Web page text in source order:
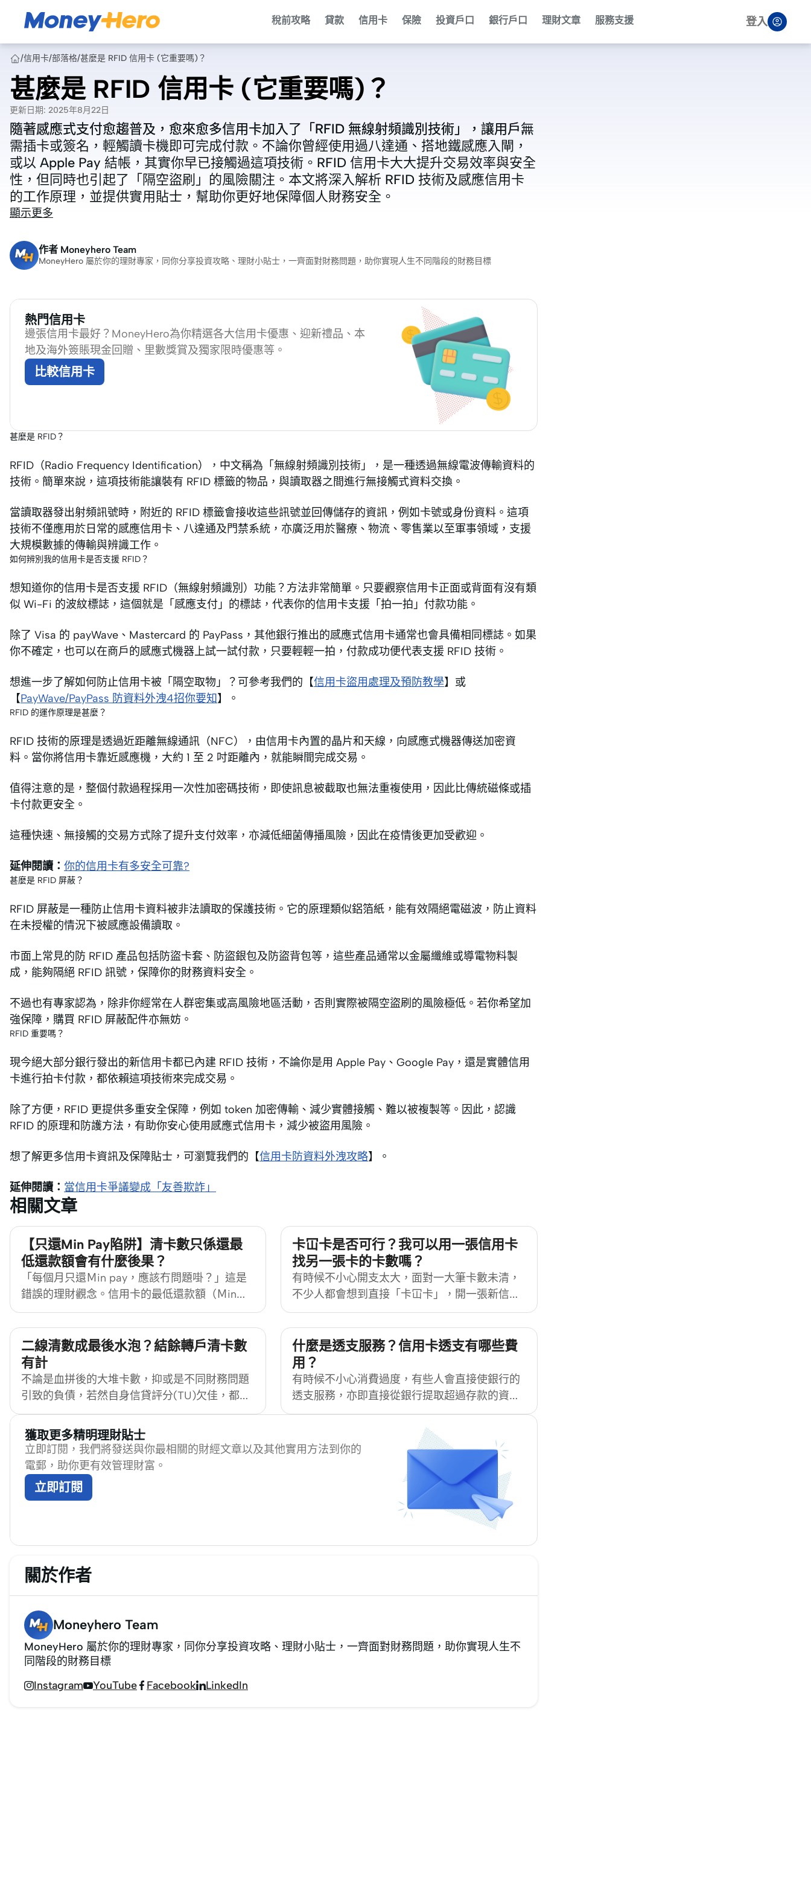
稅前攻略 貸款 信用卡 保險 投資戶口 銀行戶口 理財文章 服務支援 登入
/信用卡/部落格/甚麼是 RFID 信用卡 (它重要嗎)？
甚麼是 RFID 信用卡 (它重要嗎)？
更新日期: 2025年8月22日
隨著感應式支付愈趨普及，愈來愈多信用卡加入了「RFID 無線射頻識別技術」，讓用戶無
需插卡或簽名，輕觸讀卡機即可完成付款。不論你曾經使用過八達通、搭地鐵感應入閘，
或以 Apple Pay 結帳，其實你早已接觸過這項技術。RFID 信用卡大大提升交易效率與安全
性，但同時也引起了「隔空盜刷」的風險關注。本文將深入解析 RFID 技術及感應信用卡
的工作原理，並提供實用貼士，幫助你更好地保障個人財務安全。
隨著感應式支付愈趨普及，愈來愈多信用卡加入了「RFID 無線射頻識別技術」，讓用戶無
需插卡或簽名，輕觸讀卡機即可完成付款。不論你曾經使用過八達通、搭地鐵感應入閘，
或以 Apple Pay 結帳，其實你早已接觸過這項技術。RFID 信用卡大大提升交易效率與安全
性，但同時也引起了「隔空盜刷」的風險關注。本文將深入解析 RFID 技術及感應信用卡
的工作原理，並提供實用貼士，幫助你更好地保障個人財務安全。
顯示更多
作者 Moneyhero Team
MoneyHero 屬於你的理財專家，同你分享投資攻略、理財小貼士，一齊面對財務問題，助你實現人生不同階段的財務目標
熱門信用卡
邊張信用卡最好？MoneyHero為你精選各大信用卡優惠、迎新禮品、本
地及海外簽賬現金回贈、里數獎賞及獨家限時優惠等。
比較信用卡
甚麼是 RFID？
RFID（Radio Frequency Identification），中文稱為「無線射頻識別技術」，是一種透過無線電波傳輸資料的
技術。簡單來說，這項技術能讓裝有 RFID 標籤的物品，與讀取器之間進行無接觸式資料交換。
當讀取器發出射頻訊號時，附近的 RFID 標籤會接收這些訊號並回傳儲存的資訊，例如卡號或身份資料。這項
技術不僅應用於日常的感應信用卡、八達通及門禁系統，亦廣泛用於醫療、物流、零售業以至軍事領域，支援
大規模數據的傳輸與辨識工作。
如何辨別我的信用卡是否支援 RFID？
想知道你的信用卡是否支援 RFID（無線射頻識別）功能？方法非常簡單。只要觀察信用卡正面或背面有沒有類
似 Wi-Fi 的波紋標誌，這個就是「感應支付」的標誌，代表你的信用卡支援「拍一拍」付款功能。
除了 Visa 的 payWave、Mastercard 的 PayPass，其他銀行推出的感應式信用卡通常也會具備相同標誌。如果
你不確定，也可以在商戶的感應式機器上試一試付款，只要輕輕一拍，付款成功便代表支援 RFID 技術。
想進一步了解如何防止信用卡被「隔空取物」？可參考我們的【信用卡盜用處理及預防教學】或
【PayWave/PayPass 防資料外洩4招你要知】。
RFID 的運作原理是甚麼？
RFID 技術的原理是透過近距離無線通訊（NFC），由信用卡內置的晶片和天線，向感應式機器傳送加密資
料。當你將信用卡靠近感應機，大約 1 至 2 吋距離內，就能瞬間完成交易。
值得注意的是，整個付款過程採用一次性加密碼技術，即使訊息被截取也無法重複使用，因此比傳統磁條或插
卡付款更安全。
這種快速、無接觸的交易方式除了提升支付效率，亦減低細菌傳播風險，因此在疫情後更加受歡迎。
延伸閱讀： 你的信用卡有多安全可靠?
甚麼是 RFID 屏蔽？
RFID 屏蔽是一種防止信用卡資料被非法讀取的保護技術。它的原理類似鋁箔紙，能有效隔絕電磁波，防止資料
在未授權的情況下被感應設備讀取。
市面上常見的防 RFID 產品包括防盜卡套、防盜銀包及防盜背包等，這些產品通常以金屬纖維或導電物料製
成，能夠隔絕 RFID 訊號，保障你的財務資料安全。
不過也有專家認為，除非你經常在人群密集或高風險地區活動，否則實際被隔空盜刷的風險極低。若你希望加
強保障，購買 RFID 屏蔽配件亦無妨。
RFID 重要嗎？
現今絕大部分銀行發出的新信用卡都已內建 RFID 技術，不論你是用 Apple Pay、Google Pay，還是實體信用
卡進行拍卡付款，都依賴這項技術來完成交易。
除了方便，RFID 更提供多重安全保障，例如 token 加密傳輸、減少實體接觸、難以被複製等。因此，認識
RFID 的原理和防護方法，有助你安心使用感應式信用卡，減少被盜用風險。
想了解更多信用卡資訊及保障貼士，可瀏覽我們的【信用卡防資料外洩攻略】。
延伸閱讀： 當信用卡爭議變成「友善欺詐」
相關文章
【只還Min Pay陷阱】清卡數只係還最
低還款額會有什麼後果？
「每個月只還Ｍin pay，應該冇問題啩？」這是
錯誤的理財觀念。信用卡的最低還款額（Ｍin
pay）雖然可以暫時減輕還款壓力，看似是財務
困境中的救命稻草，但背後隱藏的利息和財務風
險，隨時讓你陷入卡數黑洞。 信用卡Ｍin pay是
如何計算？為何只還Ｍin pay會讓你的負擔越來
越重？如果發現自己無法償還卡數，又有什麼方
法解決？今天MoneyHero就為大家解構信用卡Ｍ
卡冚卡是否可行？我可以用一張信用卡
找另一張卡的卡數嗎？
有時候不小心開支太大，面對一大筆卡數未清，
不少人都會想到直接「卡冚卡」，開一張新信用
卡來償還另一張卡的結欠。但這個方法又是否可
行？有什麼其他方法可以找卡數？以下與你逐一
講解。
二線清數成最後水泡？結餘轉戶清卡數
有計
不論是血拼後的大堆卡數，抑或是不同財務問題
引致的負債，若然自身信貸評分(TU)欠佳，都會
難以向銀行或一線財務機構貸款還債。有人會向
二線清數計劃求救，卻要面對息高期短的貸款條
件，更甚令債務愈滾愈大，長遠而言並不可取。
欠債人還有甚麼較可行的方法解困？
MoneyHero
[https://www.moneyhero.com.hk/blog/zh]和大
什麼是透支服務？信用卡透支有哪些費
用？
有時候不小心消費過度，有些人會直接使銀行的
透支服務，亦即直接從銀行提取超過存款的資
金，作為短期周轉的方法；而在香港最常見的透
支服務就是信用卡透支。雖然透支功能能快速釋
出資金，但當中往往會涉及各種手續費和利率，
因此如非必要都不建議隨便使用。本文為你整理
各種關於戶口透支的實用資訊，助你做精明的理
獲取更多精明理財貼士
立即訂閱，我們將發送與你最相關的財經文章以及其他實用方法到你的
電郵，助你更有效管理財富。
立即訂閱
關於作者
Moneyhero Team
MoneyHero 屬於你的理財專家，同你分享投資攻略、理財小貼士，一齊面對財務問題，助你實現人生不
同階段的財務目標
InstagramYouTube  FacebookLinkedIn